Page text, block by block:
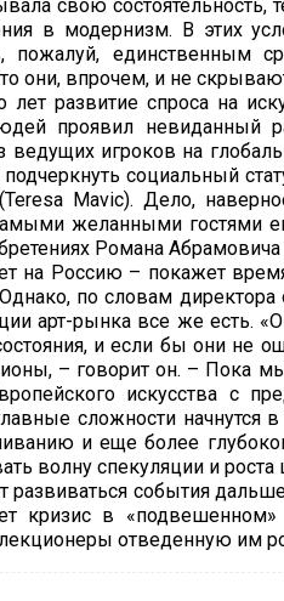
свою
в модернизм. В этих
пожалуй,
они, впрочем, и не
лет развитие спроса на
проявил
ведущих игроков на
социальный
Mavic). Дело,
желанными гостями
Романа Абрамовича
на Россию – покажет
по словам
арт-рынка все же есть.
и если бы они не
– говорит он. – Пока
искусства с
сложности начнутся
и еще более
волну спекуляции и
развиваться события
кризис в
отведенную им